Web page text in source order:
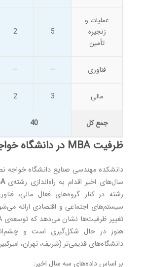
عملیات و
زنجیره
تأمین
5
2
فناوری —
—
مالی 3
2
جمع کل 40
ظرفیت MBA در دانشگاه خواجه نصیر
دانشکده مهندسی صنایع دانشگاه خواجه
سال‌های اخیر اقدام به راه‌اندازی رشته‌ی
سیستم‌های اجتماعی و اقتصادی ارائه
هنوز در حال شکل‌گیری است و
دانشگاه‌های قدیمی‌تر (شریف، تهران،
بر اساس داده‌های سه سال اخیر: